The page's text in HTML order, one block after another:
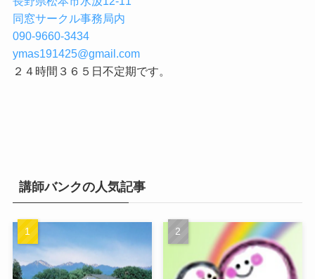
同窓サークル事務局内
090-9660-3434
ymas191425@gmail.com
２４時間３６５日不定期です。
講師バンクの人気記事